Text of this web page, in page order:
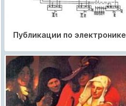
Публикации по электронике